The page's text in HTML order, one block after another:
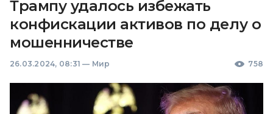
Трампу удалось избежать
конфискации активов по делу о
мошенничестве
26.03.2024, 08:31 — Мир 758